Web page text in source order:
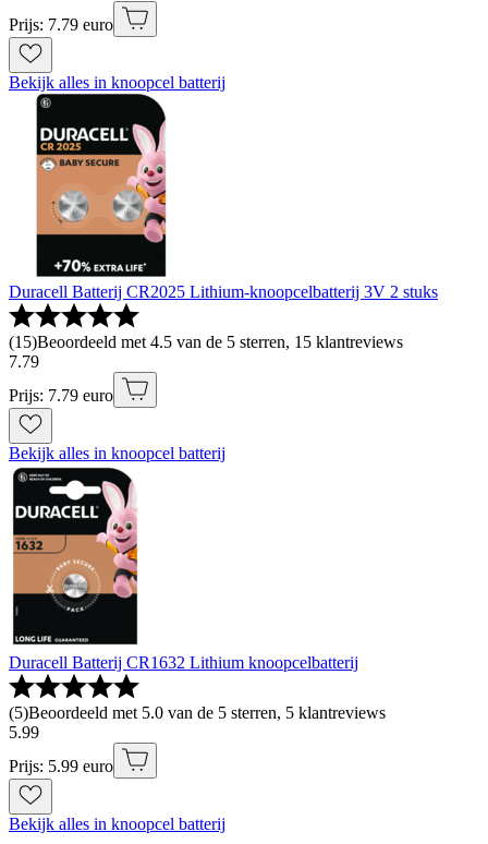
Prijs: 7.79 euro
Bekijk alles in knoopcel batterij
Duracell Batterij CR2025 Lithium-knoopcelbatterij 3V 2 stuks
(15)Beoordeeld met 4.5 van de 5 sterren, 15 klantreviews
7.79
Prijs: 7.79 euro
Bekijk alles in knoopcel batterij
Duracell Batterij CR1632 Lithium knoopcelbatterij
(5)Beoordeeld met 5.0 van de 5 sterren, 5 klantreviews
5.99
Prijs: 5.99 euro
Bekijk alles in knoopcel batterij